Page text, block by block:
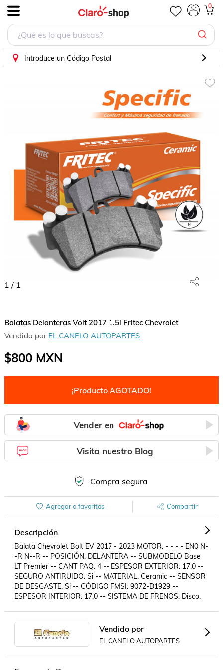
0
Introduce un Código Postal
1 / 1
Balatas Delanteras Volt 2017 1.5l Fritec Chevrolet
Vendido por EL CANELO AUTOPARTES
$800MXN
¡Producto AGOTADO!
Vender en
Visita nuestro Blog
Compra segura
Agregar a favoritos Compartir
Descripción
Balata Chevrolet Bolt EV 2017 - 2023 MOTOR: - - - - EN0 N-
-R N--R -- POSICIÓN: DELANTERA -- SUBMODELO Base
LT Premier -- CANT PAQ: 4 -- ESPESOR EXTERIOR: 17.0 --
SEGURO ANTIRUIDO: Si -- MATERIAL: Ceramic -- SENSOR
DE DESGASTE: Si -- CÓDIGO FMSI: 9072-D1929 --
ESPESOR INTERIOR: 17.0 -- SISTEMA DE FRENOS: Disco.
Vendido por
EL CANELO AUTOPARTES
Balatas Delanteras Volt 2017 1.5l Fritec Chevrolet